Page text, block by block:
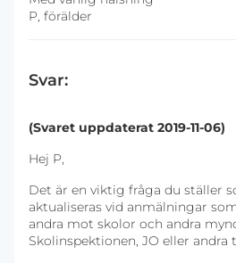
P, förälder
Svar:
(Svaret uppdaterat 2019-11-06)
Hej P,
Det är en viktig fråga du ställer
aktualiseras vid anmälningar
andra mot skolor och andra
Skolinspektionen, JO eller